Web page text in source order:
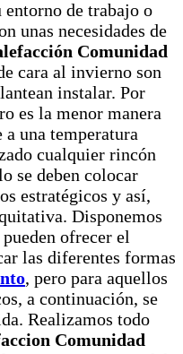
de trabajo o
unas necesidades de
Comunidad
cara al invierno son
instalar. Por
es la menor manera
a una temperatura
cualquier rincón
se deben colocar
estratégicos y así,
Disponemos
ofrecer el
las diferentes formas
, pero para aquellos
a continuación, se
Realizamos todo
Comunidad